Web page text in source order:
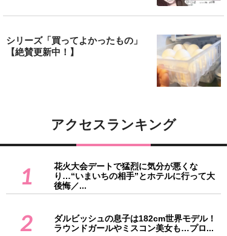
シリーズ「買ってよかったもの」
【絶賛更新中！】
アクセスランキング
1
花火大会デートで猛烈に気分が悪くな
り…“いまいちの相手”とホテルに行って大
後悔／...
2
ダルビッシュの息子は182cm世界モデル！
ラウンドガールやミスコン美女も…プロ...